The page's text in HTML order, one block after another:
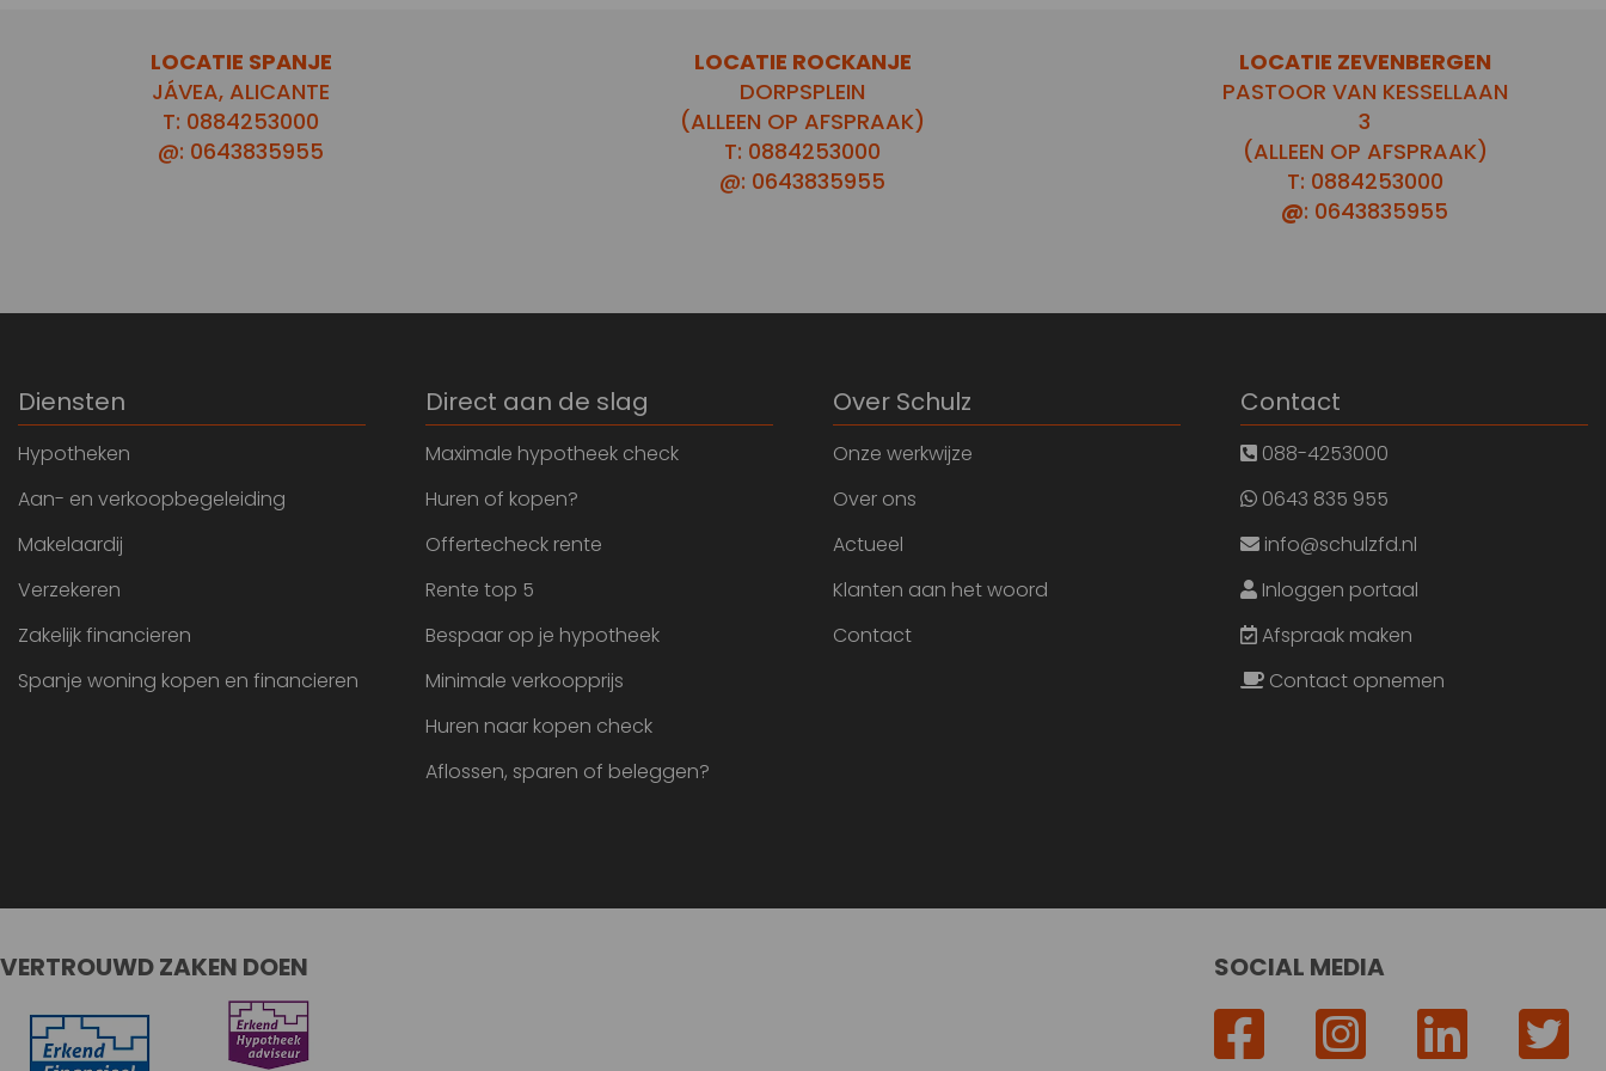
LOCATIE SPANJE
JÁVEA, ALICANTE
T: 0884253000
@: 0643835955
LOCATIE ROCKANJE
DORPSPLEIN
(ALLEEN OP AFSPRAAK)
T: 0884253000
@: 0643835955
LOCATIE ZEVENBERGEN
PASTOOR VAN KESSELLAAN
3
(ALLEEN OP AFSPRAAK)
T: 0884253000
@: 0643835955
Diensten
Hypotheken
Aan- en verkoopbegeleiding
Makelaardij
Verzekeren
Zakelijk financieren
Spanje woning kopen en financieren
Direct aan de slag
Maximale hypotheek check
Huren of kopen?
Offertecheck rente
Rente top 5
Bespaar op je hypotheek
Minimale verkoopprijs
Huren naar kopen check
Aflossen, sparen of beleggen?
Over Schulz
Onze werkwijze
Over ons
Actueel
Klanten aan het woord
Contact
Contact
088-4253000
0643 835 955
info@schulzfd.nl
Inloggen portaal
Afspraak maken
Contact opnemen
VERTROUWD ZAKEN DOEN SOCIAL MEDIA